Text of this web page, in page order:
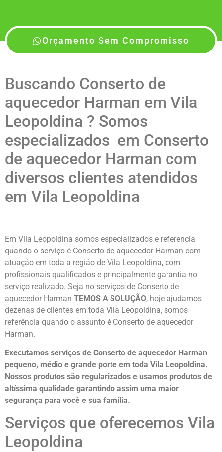
Orçamento Sem Compromisso
Buscando Conserto de
aquecedor Harman em Vila
Leopoldina ? Somos
especializados em Conserto
de aquecedor Harman com
diversos clientes atendidos
em Vila Leopoldina
Em Vila Leopoldina somos especializados e referencia
quando o serviço é Conserto de aquecedor Harman com
atuação em toda a região de Vila Leopoldina, com
profissionais qualificados e principalmente garantia no
serviço realizado. Seja no serviços de Conserto de
aquecedor Harman TEMOS A SOLUÇÃO, hoje ajudamos
dezenas de clientes em toda Vila Leopoldina, somos
referência quando o assunto é Conserto de aquecedor
Harman.
Executamos serviços de Conserto de aquecedor Harman
pequeno, médio e grande porte em toda Vila Leopoldina.
Nossos produtos são regularizados e usamos produtos de
altíssima qualidade garantindo assim uma maior
segurança para você e sua família.
Serviços que oferecemos Vila
Leopoldina